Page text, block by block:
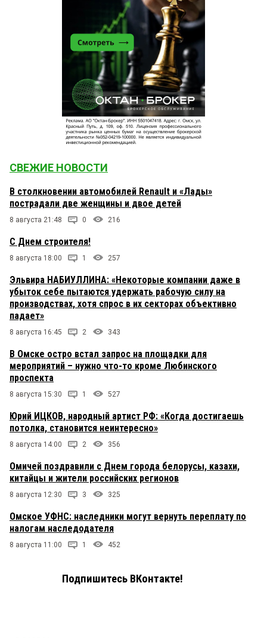
СВЕЖИЕ НОВОСТИ
В столкновении автомобилей Renault и «Лады»
пострадали две женщины и двое детей
8 августа 21:48 0 216
С Днем строителя!
8 августа 18:00 1 257
Эльвира НАБИУЛЛИНА: «Некоторые компании даже в
убыток себе пытаются удержать рабочую силу на
производствах, хотя спрос в их секторах объективно
падает»
8 августа 16:45 2 343
В Омске остро встал запрос на площадки для
мероприятий – нужно что-то кроме Любинского
проспекта
8 августа 15:30 1 527
Юрий ИЦКОВ, народный артист РФ: «Когда достигаешь
потолка, становится неинтересно»
8 августа 14:00 2 356
Омичей поздравили с Днем города белорусы, казахи,
китайцы и жители российских регионов
8 августа 12:30 3 325
Омское УФНС: наследники могут вернуть переплату по
налогам наследодателя
8 августа 11:00 1 452
Подпишитесь ВКонтакте!